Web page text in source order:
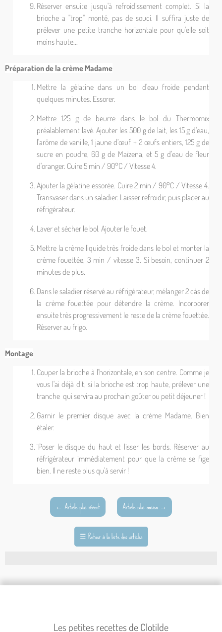
Réserver ensuite jusqu'à refroidissement complet. Si la
brioche a "trop" monté, pas de souci. Il suffira juste de
prélever une petite tranche horizontale pour qu'elle soit
moins haute...
Préparation de la crème Madame
Mettre la gélatine dans un bol d'eau froide pendant
quelques minutes. Essorer.
Mettre 125 g de beurre dans le bol du Thermomix
préalablement lavé. Ajouter les 500 g de lait, les 15 g d'eau,
l'arôme de vanille, 1 jaune d’œuf + 2 œufs entiers, 125 g de
sucre en poudre, 60 g de Maïzena, et 5 g d'eau de fleur
d'oranger. Cuire 5 min / 90°C / Vitesse 4.
Ajouter la gélatine essorée. Cuire 2 min / 90°C / Vitesse 4.
Transvaser dans un saladier. Laisser refroidir, puis placer au
réfrigérateur.
Laver et sécher le bol. Ajouter le fouet.
Mettre la crème liquide très froide dans le bol et monter la
crème fouettée, 3 min / vitesse 3. Si besoin, continuer 2
minutes de plus.
Dans le saladier réservé au réfrigérateur, mélanger 2 càs de
la crème fouettée pour détendre la crème. Incorporer
ensuite très progressivement le reste de la crème fouettée.
Réserver au frigo.
Montage
Couper la brioche à l'horizontale, en son centre. Comme je
vous l'ai déjà dit, si la brioche est trop haute, prélever une
tranche qui servira au prochain goûter ou petit déjeuner !
Garnir le premier disque avec la crème Madame. Bien
étaler.
¨Poser le disque du haut et lisser les bords. Réserver au
réfrigérateur immédiatement pour que la crème se fige
bien. Il ne reste plus qu'à servir !
← Article plus récent Article plus ancien →
☰Retour à la liste des articles
Les petites recettes de Clotilde